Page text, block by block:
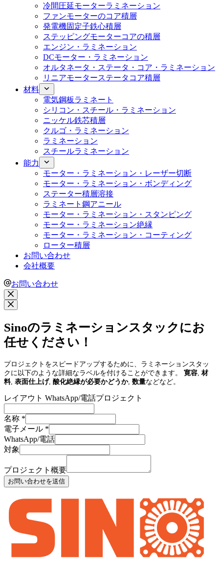
冷間圧延モーターラミネーション
ファンモーターのコア積層
発電機固定子鉄心積層
ステッピングモーターコアの積層
エンジン・ラミネーション
DCモーター・ラミネーション
オルタネータ・ステータ・コア・ラミネーション
リニアモーターステータコア積層
材料
電気鋼板ラミネート
シリコン・スチール・ラミネーション
ニッケル鉄芯積層
クルゴ・ラミネーション
ラミネーション
スチールラミネーション
能力
モーター・ラミネーション・レーザー切断
モーター・ラミネーション・ボンディング
ステーター積層溶接
ラミネート鋼アニール
モーター・ラミネーション・スタンピング
モーター・ラミネーション絶縁
モーター・ラミネーション・コーティング
ローター積層
お問い合わせ
会社概要
お問い合わせ
Sinoのラミネーションスタックにお
任せください！
プロジェクトをスピードアップするために、ラミネーションスタッ
クに以下のような詳細なラベルを付けることができます。 寛容 材
料, 表面仕上げ, 酸化絶縁が必要かどうか, 数量などなど。
レイアウト WhatsApp/電話プロジェクト
名称 *
電子メール *
WhatsApp/電話
対象
プロジェクト概要
お問い合わせを送信